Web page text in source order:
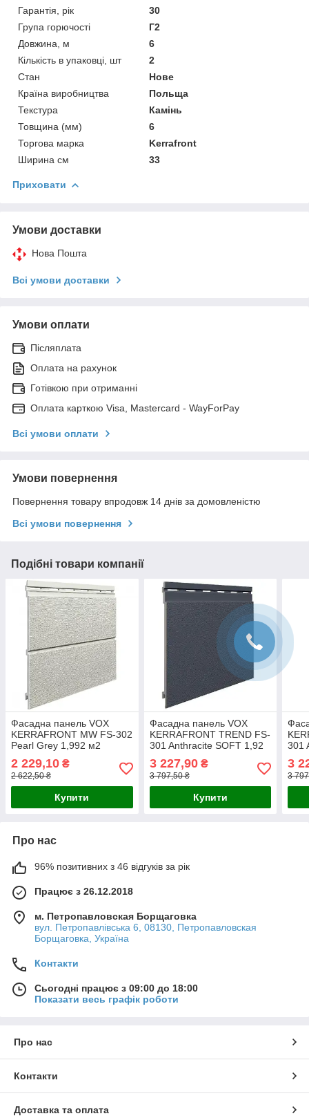
Гарантія, рік
30
Група горючості
Г2
Довжина, м
6
Кількість в упаковці, шт
2
Стан
Нове
Країна виробництва
Польща
Текстура
Камінь
Товщина (мм)
6
Торгова марка
Kerrafront
Ширина см
33
Приховати
Умови доставки
Нова Пошта
Всі умови доставки
Умови оплати
Післяплата
Оплата на рахунок
Готівкою при отриманні
Оплата карткою Visa, Mastercard - WayForPay
Всі умови оплати
Умови повернення
Повернення товару впродовж 14 днів за домовленістю
Всі умови повернення
Подібні товари компанії
Фасадна панель VOX
KERRAFRONT MW FS-302
Pearl Grey 1,992 м2
2 229,10 ₴
2 622,50 ₴
Купити
Фасадна панель VOX
KERRAFRONT TREND FS-
301 Anthracite SOFT 1,92
м2
3 227,90₴
3 797,50 ₴
Купити
301
м2
3
3
Про нас
96% позитивних з 46 відгуків за рік
Працює з 26.12.2018
м. Петропавловская Борщаговка
вул. Петропавлівська 6, 08130, Петропавловская
Борщаговка, Україна
Контакти
Сьогодні працює з 09:00 до 18:00
Показати весь графік роботи
Про нас
Контакти
Доставка та оплата